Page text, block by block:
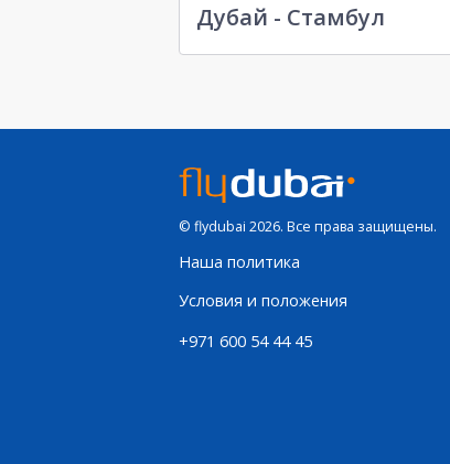
Дубай - Стамбул
© flydubai 2026. Все права защищены.
Наша политика
Условия и положения
+971 600 54 44 45